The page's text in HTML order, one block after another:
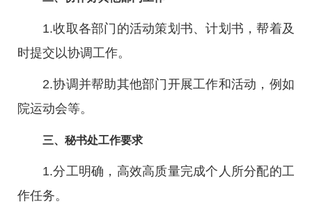
1.收取各部门的活动策划书、计划书，帮着及
时提交以协调工作。
2.协调并帮助其他部门开展工作和活动，例如
院运动会等。
三、秘书处工作要求
1.分工明确，高效高质量完成个人所分配的工
作任务。